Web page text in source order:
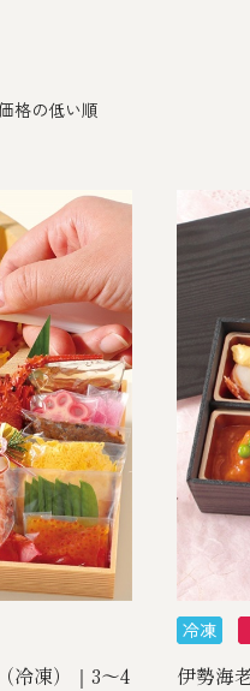
格の低い順
冷凍）｜3～4
伊勢海